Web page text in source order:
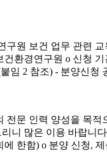
원 보건 업무 관련
경연구원 o 신청 기
임 2 참조) - 분양신
문 인력 양성을 목
많은 이용 바랍니
한함) o 분양 신청,